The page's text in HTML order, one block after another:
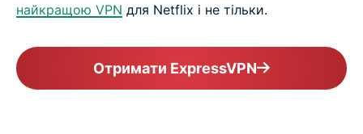
перегляду Netflix
найкращою VPN для Netflix і не тільки.
Отримати ExpressVPN